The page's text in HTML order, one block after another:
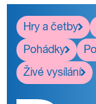
Hry a četby
Pohádky
Živé vysílání